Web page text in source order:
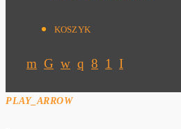
KOSZYK
PLAY_ARROW